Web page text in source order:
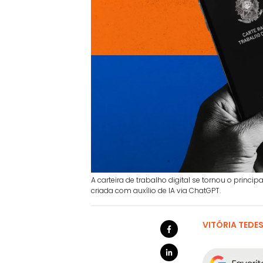
A carteira de trabalho digital se tornou o
criada com auxílio de IA via ChatGPT.
VITÓRIA